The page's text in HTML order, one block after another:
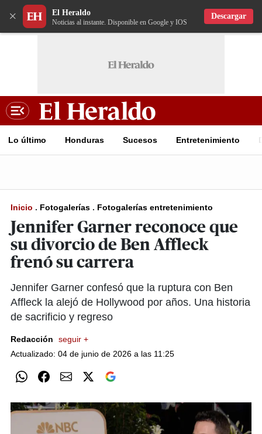
× El Heraldo
Noticias al instante. Disponible en Google y IOS
Descargar
Lo último Honduras Sucesos Entretenimiento
Inicio . Fotogalerías . Fotogalerías entretenimiento
Jennifer Garner reconoce que
su divorcio de Ben Affleck
frenó su carrera
Jennifer Garner confesó que la ruptura con Ben
Affleck la alejó de Hollywood por años. Una historia
de sacrificio y regreso
Redacción
seguir +
Actualizado: 04 de junio de 2026 a las 11:25